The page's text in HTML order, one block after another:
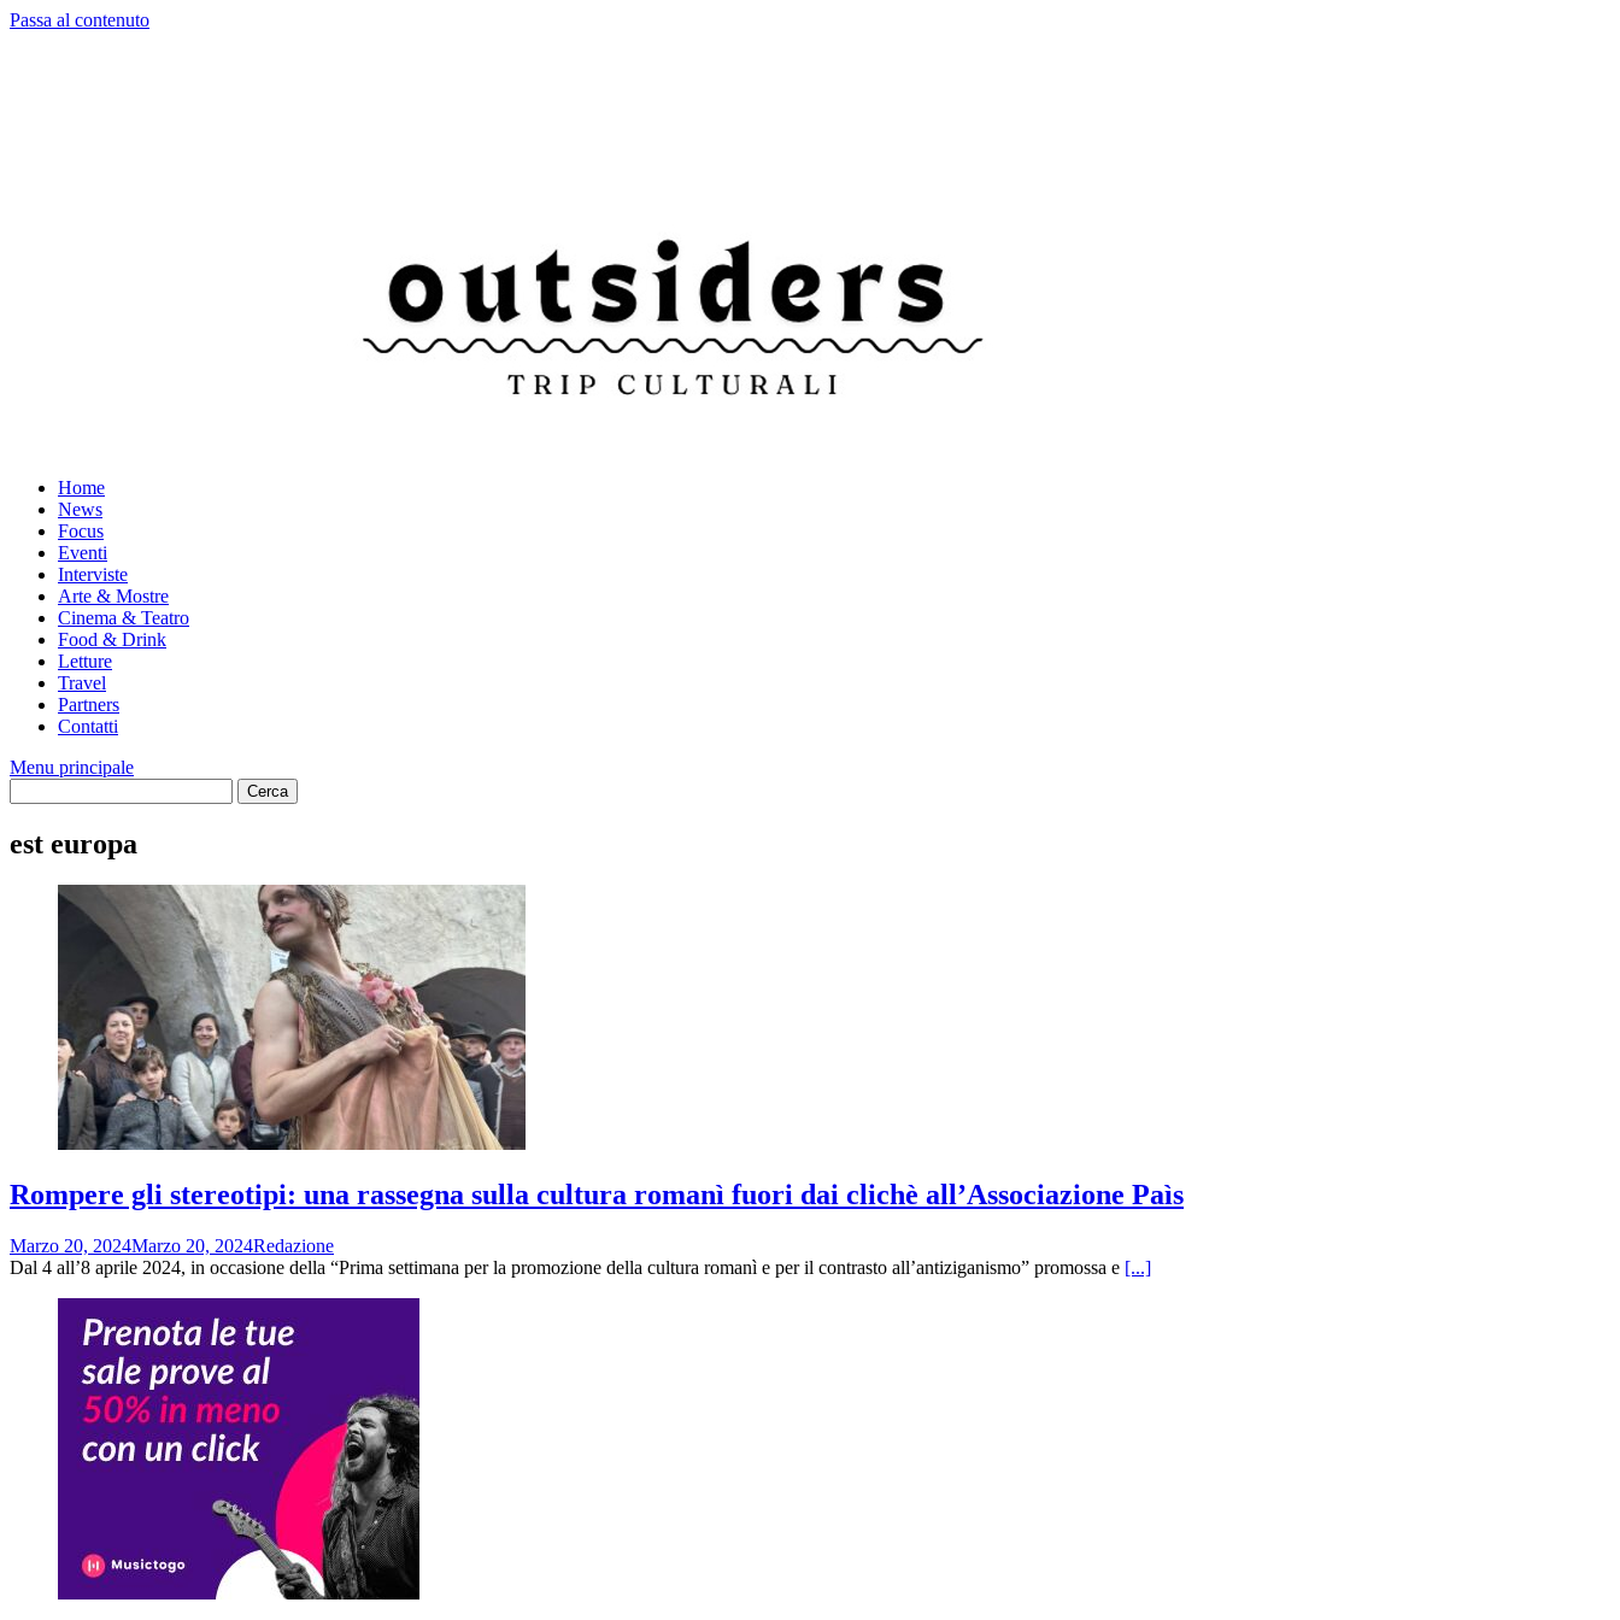
Passa al contenuto
Home
News
Focus
Eventi
Interviste
Arte & Mostre
Cinema & Teatro
Food & Drink
Letture
Travel
Partners
Contatti
Menu principale
est europa
Rompere gli stereotipi: una rassegna sulla cultura romanì fuori dai clichè all’Associazione Paìs
Marzo 20, 2024Marzo 20, 2024Redazione
Dal 4 all’8 aprile 2024, in occasione della “Prima settimana per la promozione della cultura romanì e per il contrasto all’antiziganismo” promossa e [...]